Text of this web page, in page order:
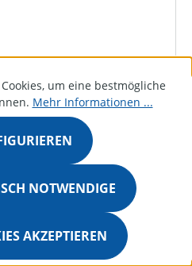
um eine bestmögliche
Mehr Informationen ...
NOTWENDIGE
AKZEPTIEREN